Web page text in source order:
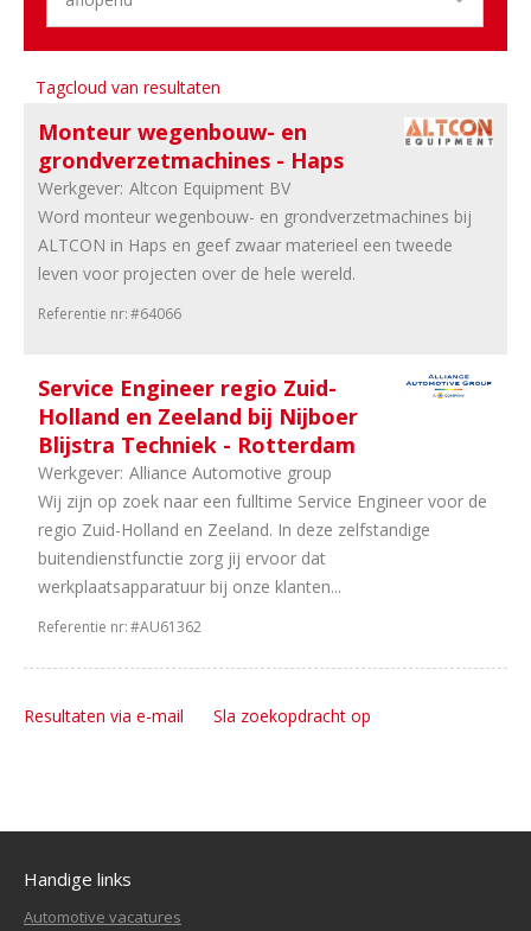
Aantal
uren
40
uur
overleg
Tagcloud van resultaten
Monteur wegenbouw- en
grondverzetmachines - Haps
Werkgever: Altcon Equipment BV
Word monteur wegenbouw- en grondverzetmachines bij
ALTCON in Haps en geef zwaar materieel een tweede
leven voor projecten over de hele wereld.
Referentie nr:#64066
Service Engineer regio Zuid-
Holland en Zeeland bij Nijboer
Blijstra Techniek - Rotterdam
Werkgever: Alliance Automotive group
Wij zijn op zoek naar een fulltime Service Engineer voor de
regio Zuid-Holland en Zeeland. In deze zelfstandige
buitendienstfunctie zorg jij ervoor dat
werkplaatsapparatuur bij onze klanten...
Referentie nr:#AU61362
Resultaten via e-mail Sla zoekopdracht op
Handige links
Automotive vacatures